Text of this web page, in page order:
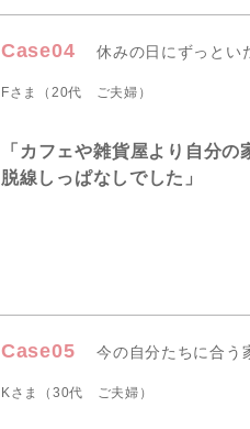
Case04 休みの日にずっとい
Fさま（20代 ご夫婦）
「カフェや雑貨屋より自分
脱線しっぱなしでした」
Case05 今の自分たちに合う
Kさま（30代 ご夫婦）